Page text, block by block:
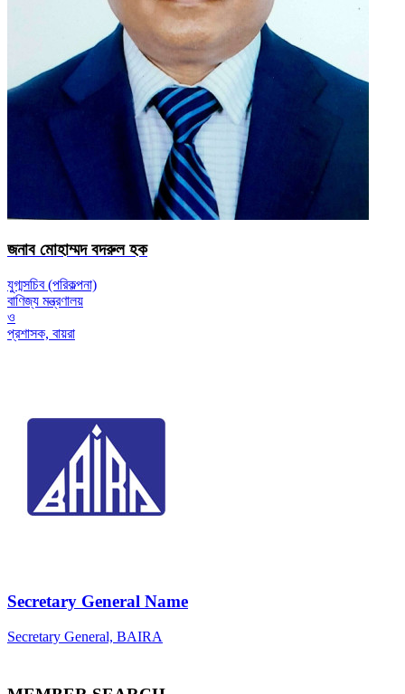
জনাব মোহাম্মদ বদরুল হক
যুগ্মসচিব (পরিকল্পনা)
বাণিজ্য মন্ত্রণালয়
ও
প্রশাসক, বায়রা
Secretary General Name
Secretary General, BAIRA